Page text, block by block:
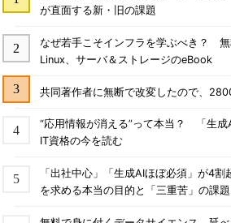
が直面する新・旧の課題
なぜ若手こそインフラを学ぶべき？ 無
Linux、サーバ＆ストレージのeBook
共同著作者に無断で改変したので、
“応用情報が消える”って本当？ 「生
IT資格の今を読む
「出社中心」「生成AIほぼ必須」が4
を求める本当の目的と「三重苦」の課題